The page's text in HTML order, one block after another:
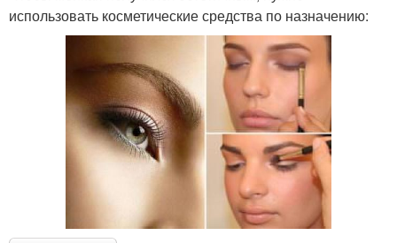
использовать косметические средства по назначению: